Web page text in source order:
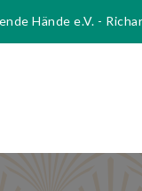
Hände e.V. -